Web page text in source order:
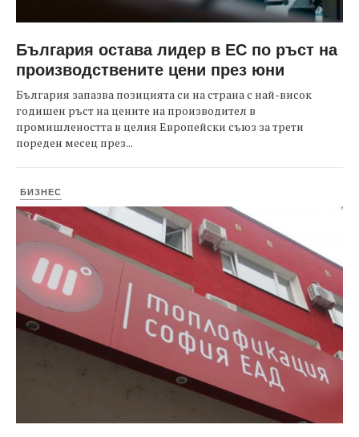
България остава лидер в ЕС по ръст на
производствените цени през юни
България запазва позицията си на страна с най-висок
годишен ръст на цените на производител в
промишлеността в целия Европейски съюз за трети
пореден месец през...
БИЗНЕС